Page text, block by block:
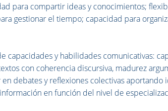
para compartir ideas y conocimientos;
gestionar el tiempo; capacidad para
capacidades y habilidades comunicativas:
con coherencia discursiva, madurez
debates y reflexiones colectivas aportando
en función del nivel de